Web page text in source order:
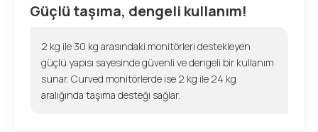
Güçlü taşıma, dengeli kullanım!
2 kg ile 30 kg arasındaki monitörleri destekleyen
güçlü yapısı sayesinde güvenli ve dengeli bir kullanım
sunar. Curved monitörlerde ise 2 kg ile 24 kg
aralığında taşıma desteği sağlar.